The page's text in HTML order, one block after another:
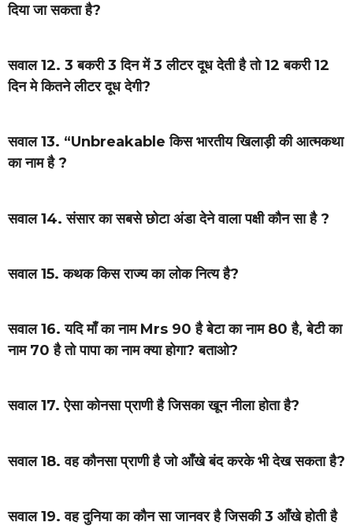
दिया जा सकता है?
सवाल 12. 3 बकरी 3 दिन में 3 लीटर दूध देती है तो 12 बकरी 12
दिन मे कितने लीटर दूध देगी?
सवाल 13. “Unbreakable किस भारतीय खिलाड़ी की आत्मकथा
का नाम है ?
सवाल 14. संसार का सबसे छोटा अंडा देने वाला पक्षी कौन सा है ?
सवाल 15. कथक किस राज्य का लोक नित्य है?
सवाल 16. यदि माँ का नाम Mrs 90 है बेटा का नाम 80 है, बेटी का
नाम 70 है तो पापा का नाम क्या होगा? बताओ?
सवाल 17. ऐसा कोनसा प्राणी है जिसका खून नीला होता है?
सवाल 18. वह कौनसा प्राणी है जो आँखे बंद करके भी देख सकता है?
सवाल 19. वह दुनिया का कौन सा जानवर है जिसकी 3 आँखे होती है